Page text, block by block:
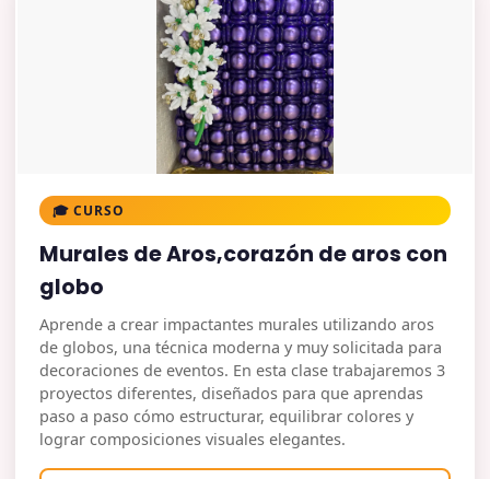
🎓 CURSO
Murales de Aros,corazón de aros con
globo
Aprende a crear impactantes murales utilizando aros
de globos, una técnica moderna y muy solicitada para
decoraciones de eventos. En esta clase trabajaremos 3
proyectos diferentes, diseñados para que aprendas
paso a paso cómo estructurar, equilibrar colores y
lograr composiciones visuales elegantes.